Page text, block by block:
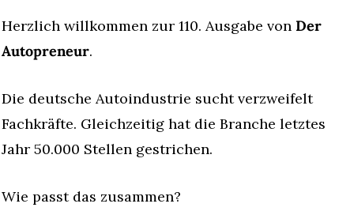
Herzlich willkommen zur 110. Ausgabe von Der
Autopreneur.
Die deutsche Autoindustrie sucht verzweifelt
Fachkräfte. Gleichzeitig hat die Branche letztes
Jahr 50.000 Stellen gestrichen.
Wie passt das zusammen?